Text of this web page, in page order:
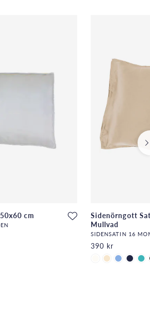
cm
Sidenörngott
Mullvad
SIDENSATIN 16
390 kr